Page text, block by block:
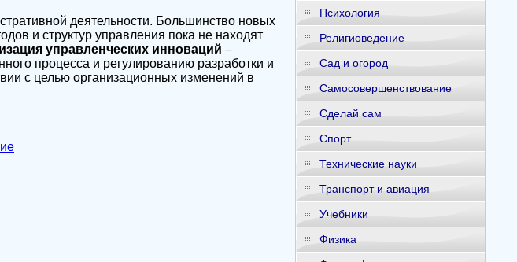
деятельности. Большинство новых
и структур управления пока не находят
управленческих инноваций –
процесса и регулированию разработки и
с целью организационных изменений в
Психология
Религиоведение
Сад и огород
Самосовершенствование
Сделай сам
Спорт
Технические науки
Транспорт и авиация
Учебники
Физика